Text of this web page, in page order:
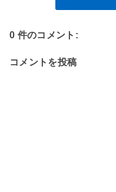
0 件のコメント:
コメントを投稿